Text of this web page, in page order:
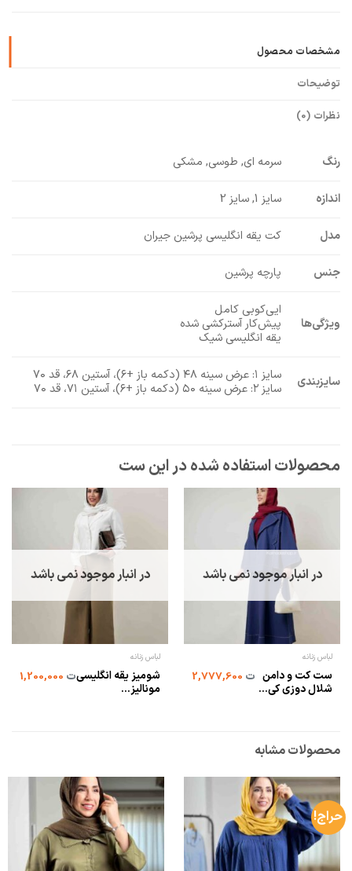
مشخصات محصول
توضیحات
نظرات (0)
رنگ سرمه ای, طوسی, مشکی
اندازه سایز 1, سایز 2
مدل کت یقه انگلیسی پرشین جیران
جنس پارچه پرشین
ویژگی‌ها
ایی‌کوبی کامل
پیش‌کار آسترکشی شده
یقه انگلیسی شیک
سایزبندی
سایز ۱: عرض سینه ۴۸ (دکمه باز +۶)، آستین ۶۸، قد ۷۰
سایز ۲: عرض سینه ۵۰ (دکمه باز +۶)، آستین ۷۱، قد ۷۰
در انبار موجود نمی باشد
لباس زنانه
ست کت و دامن
شلال دوزی کی...
ت2,777,600
در انبار موجود نمی باشد
لباس زنانه
شومیز یقه انگلیسی
مونالیز...
ت1,200,000
محصولات مشابه
حراج!